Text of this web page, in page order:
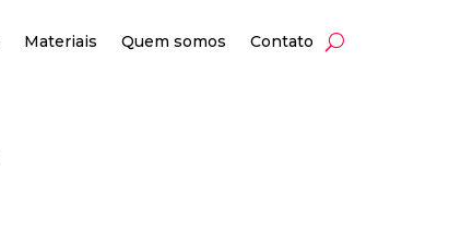
Materiais Quem somos Contato